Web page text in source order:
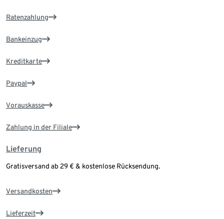
Ratenzahlung
Bankeinzug
Kreditkarte
Paypal
Vorauskasse
Zahlung in der Filiale
Lieferung
Gratisversand ab 29 € & kostenlose Rücksendung.
Versandkosten
Lieferzeit